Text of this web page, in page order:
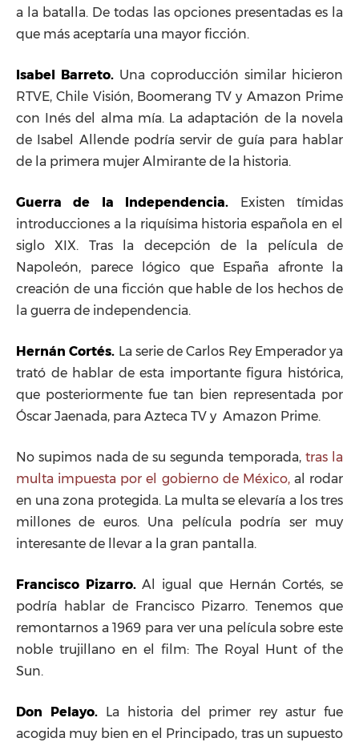
a la batalla. De todas las opciones presentadas es la
que más aceptaría una mayor ficción.
Isabel Barreto. Una coproducción similar hicieron
RTVE, Chile Visión, Boomerang TV y Amazon Prime
con Inés del alma mía. La adaptación de la novela
de Isabel Allende podría servir de guía para hablar
de la primera mujer Almirante de la historia.
Guerra de la Independencia.
Existen tímidas
introducciones a la riquísima historia española en el
siglo XIX. Tras la decepción de la película de
Napoleón, parece lógico que España afronte la
creación de una ficción que hable de los hechos de
la guerra de independencia.
Hernán Cortés. La serie de Carlos Rey Emperador ya
trató de hablar de esta importante figura histórica,
que posteriormente fue tan bien representada por
Óscar Jaenada, para Azteca TV y Amazon Prime.
No supimos nada de su segunda temporada, tras la
multa impuesta por el gobierno de México,al rodar
en una zona protegida. La multa se elevaría a los tres
millones de euros. Una película podría ser muy
interesante de llevar a la gran pantalla.
Francisco Pizarro.Al igual que Hernán Cortés, se
podría hablar de Francisco Pizarro. Tenemos que
remontarnos a 1969 para ver una película sobre este
noble trujillano en el film: The Royal Hunt of the
Sun.
Don Pelayo.
La historia del primer rey astur fue
acogida muy bien en el Principado, tras un supuesto